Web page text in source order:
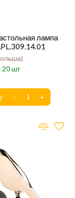
лампа
20